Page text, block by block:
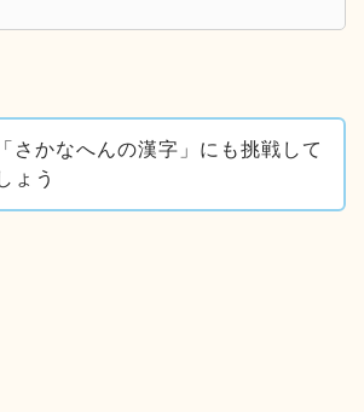
さかなへんの漢字」にも挑戦して
ょう